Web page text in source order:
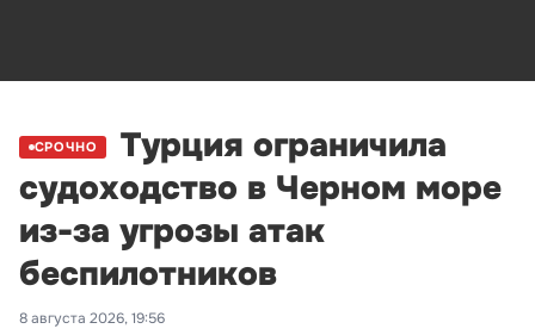
СРОЧНО
Турция ограничила
судоходство в Черном море
из-за угрозы атак
беспилотников
8 августа 2026, 19:56